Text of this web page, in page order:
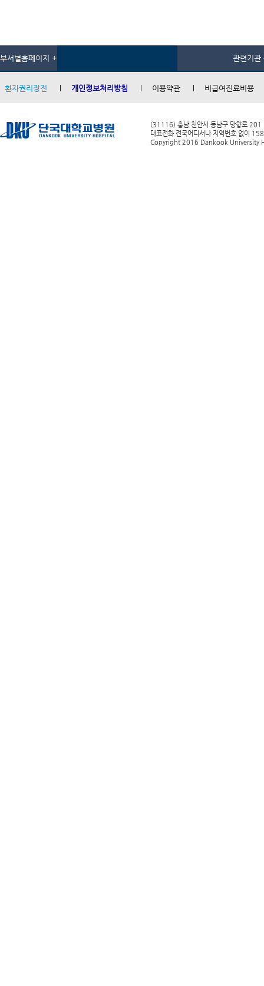
부서별홈페이지 + 관련기관
환자권리장전 개인정보처리방침 이용약관 비급여진료비용
(31116) 충남 천안시 동남구 망향로 201
대표전화 전국어디서나 지역번호 없이
Copyright 2016 Dankook University